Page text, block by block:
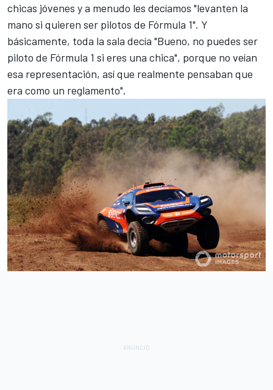
chicas jóvenes y a menudo les decíamos "levanten la
mano si quieren ser pilotos de Fórmula 1". Y
básicamente, toda la sala decía "Bueno, no puedes ser
piloto de Fórmula 1 si eres una chica", porque no veían
esa representación, así que realmente pensaban que
era como un reglamento".